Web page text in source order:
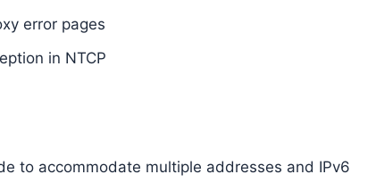
error pages
in NTCP
to accommodate multiple addresses and IPv6